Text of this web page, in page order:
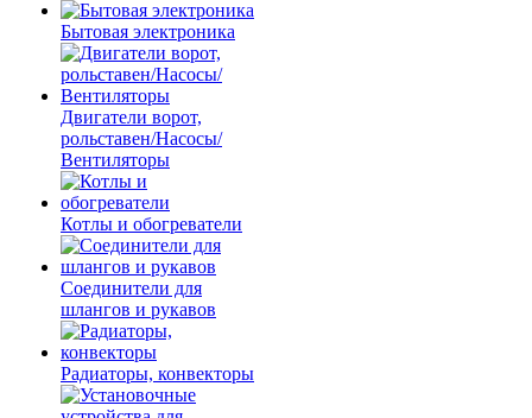
Бытовая электроника
Двигатели ворот,
рольставен/Насосы/
Вентиляторы
Котлы и обогреватели
Соединители для
шлангов и рукавов
Радиаторы, конвекторы